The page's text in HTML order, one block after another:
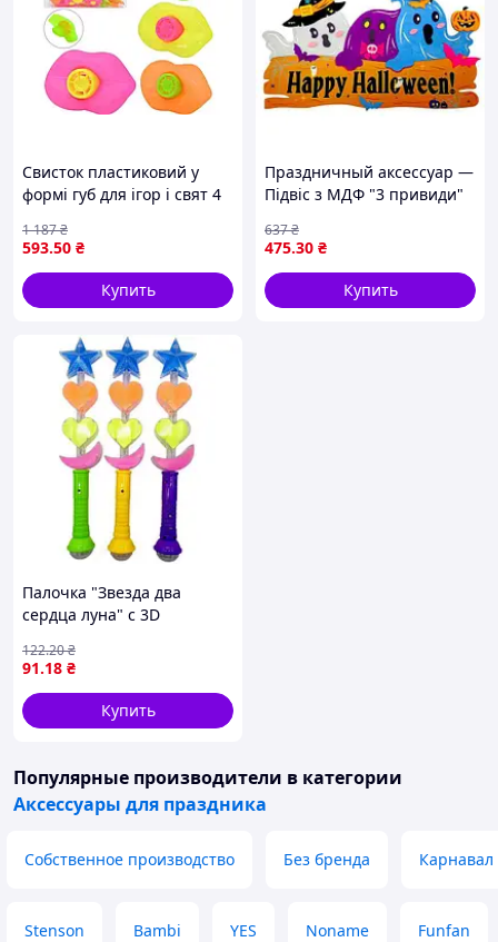
Свисток пластиковий у
формі губ для ігор і свят 4
мікс ТМ METR
593.50 ₴
1 187₴
Купить
Праздничный аксессуар —
Підвіс з МДФ "3 привиди"
475.30 ₴
637₴
Купить
Палочка "Звезда два
сердца луна" с 3D
91.18 ₴
122.20₴
Купить
Популярные производители в категории
Аксессуары для праздника
Собственное производство Без бренда
Stenson Bambi YES Noname Funfan